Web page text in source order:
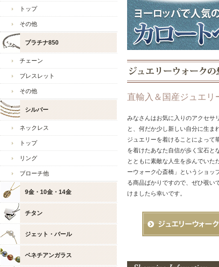
ご活用いただけますと幸い
新商品も多数ご用意してお
まい様のまたのご利用スタ
今後とも宜しくお願い致し
ジュエリーウォーク心斎橋
お店からのコメント
まい様
レビューのご投稿も感謝申
直輸入＆国産ジュエ
みなさんはお気に入りのアクセサ
と、何だか少し新しい自分に生ま
ジュエリーを着けることによって
を着けたあなた自信が歩く宝石
とともに素敵な人生を歩んでいた
ーウォーク心斎橋」というショッ
る商品ばかりですので、ぜひ覗い
けましたら幸いです。
トップ
その他
プラチナ850
チェーン
ブレスレット
その他
シルバー
ネックレス
トップ
リング
ブローチ他
9金・10金・14金
チタン
ジェット・バール
ベネチアンガラス